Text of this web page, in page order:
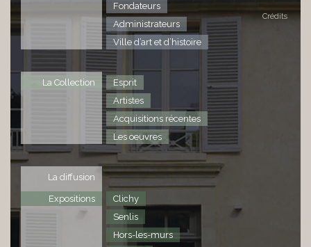
Crédits
Fondateurs
Administrateurs
Ville d’art et d’histoire
La Collection
Esprit
Artistes
Acquisitions récentes
Les oeuvres
La diffusion
Expositions
Clichy
Senlis
Hors-les-murs